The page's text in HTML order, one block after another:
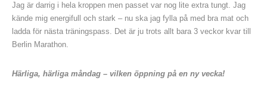
Jag är darrig i hela kroppen men passet var nog lite extra tungt. Jag
kände mig energifull och stark – nu ska jag fylla på med bra mat och
ladda för nästa träningspass. Det är ju trots allt bara 3 veckor kvar till
Berlin Marathon.
Härliga, härliga måndag – vilken öppning på en ny vecka!